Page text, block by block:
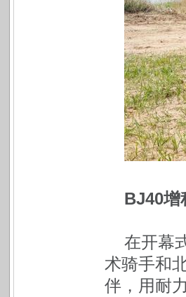
BJ40增
在开幕
术骑手和
伴，用耐